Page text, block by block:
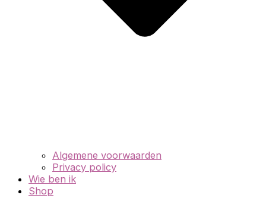
Algemene voorwaarden
Privacy policy
Wie ben ik
Shop